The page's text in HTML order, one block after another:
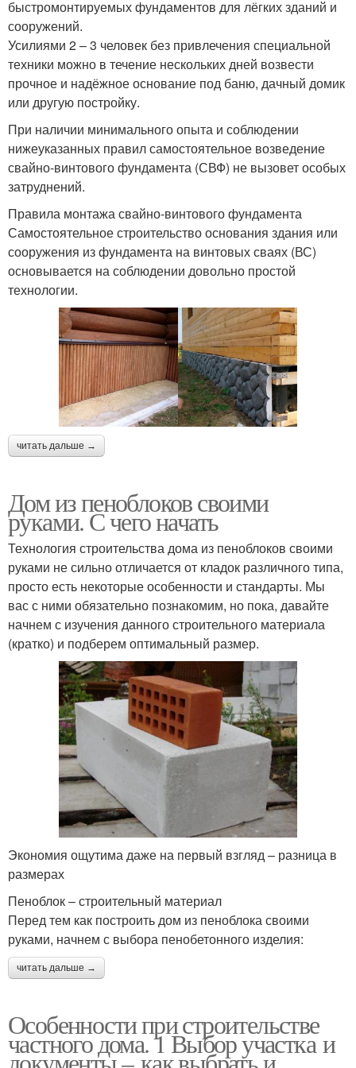
быстромонтируемых фундаментов для лёгких зданий и
сооружений.
Усилиями 2 – 3 человек без привлечения специальной
техники можно в течение нескольких дней возвести
прочное и надёжное основание под баню, дачный домик
или другую постройку.
При наличии минимального опыта и соблюдении
нижеуказанных правил самостоятельное возведение
свайно-винтового фундамента (СВФ) не вызовет особых
затруднений.
Правила монтажа свайно-винтового фундамента
Самостоятельное строительство основания здания или
сооружения из фундамента на винтовых сваях (ВС)
основывается на соблюдении довольно простой
технологии.
читать дальше →
Дом из пеноблоков своими
руками. С чего начать
Технология строительства дома из пеноблоков своими
руками не сильно отличается от кладок различного типа,
просто есть некоторые особенности и стандарты. Мы
вас с ними обязательно познакомим, но пока, давайте
начнем с изучения данного строительного материала
(кратко) и подберем оптимальный размер.
Экономия ощутима даже на первый взгляд – разница в
размерах
Пеноблок – строительный материал
Перед тем как построить дом из пеноблока своими
руками, начнем с выбора пенобетонного изделия:
читать дальше →
Особенности при строительстве
частного дома. 1 Выбор участка и